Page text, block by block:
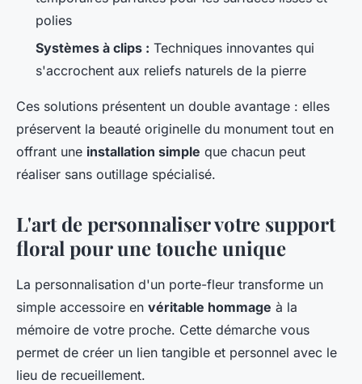
polies
Systèmes à clips : Techniques innovantes qui
s'accrochent aux reliefs naturels de la pierre
Ces solutions présentent un double avantage : elles
préservent la beauté originelle du monument tout en
offrant une installation simple que chacun peut
réaliser sans outillage spécialisé.
L'art de personnaliser votre support
floral pour une touche unique
La personnalisation d'un porte-fleur transforme un
simple accessoire en véritable hommage à la
mémoire de votre proche. Cette démarche vous
permet de créer un lien tangible et personnel avec le
lieu de recueillement.